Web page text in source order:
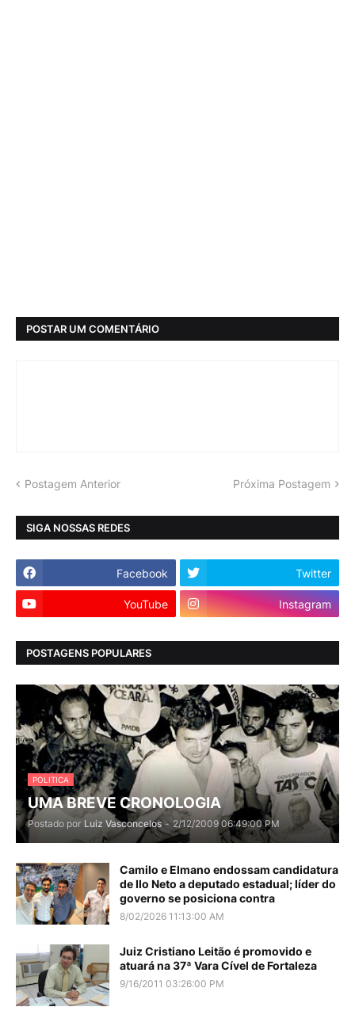
POSTAR UM COMENTÁRIO
Postagem Anterior Próxima Postagem
SIGA NOSSAS REDES
Facebook Twitter
YouTube Instagram
POSTAGENS POPULARES
POLITICA
UMA BREVE CRONOLOGIA
Postado por Luiz Vasconcelos - 2/12/2009 06:49:00 PM
Camilo e Elmano endossam candidatura
de Ilo Neto a deputado estadual; líder do
governo se posiciona contra
8/02/2026 11:13:00 AM
Juiz Cristiano Leitão é promovido e
atuará na 37ª Vara Cível de Fortaleza
9/16/2011 03:26:00 PM